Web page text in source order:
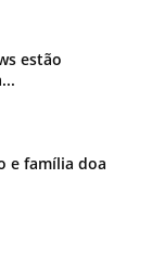
estão
e família doa